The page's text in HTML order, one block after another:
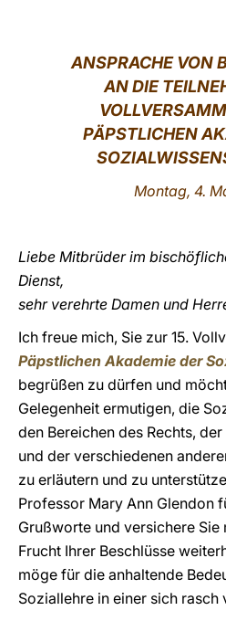
ANSPRACHE VON
AN DIE
PÄPSTLICHEN
Montag, 4.
Liebe Mitbrüder im
Dienst,
sehr verehrte Damen und
Ich freue mich, Sie zur 15.
Päpstlichen Akademie der
begrüßen zu dürfen und
Gelegenheit ermutigen, die
den Bereichen des Rechts,
und der verschiedenen
zu erläutern und zu
Professor Mary Ann Glendon
Grußworte und versichere Sie
Frucht Ihrer Beschlüsse
möge für die anhaltende
Soziallehre in einer sich rasch